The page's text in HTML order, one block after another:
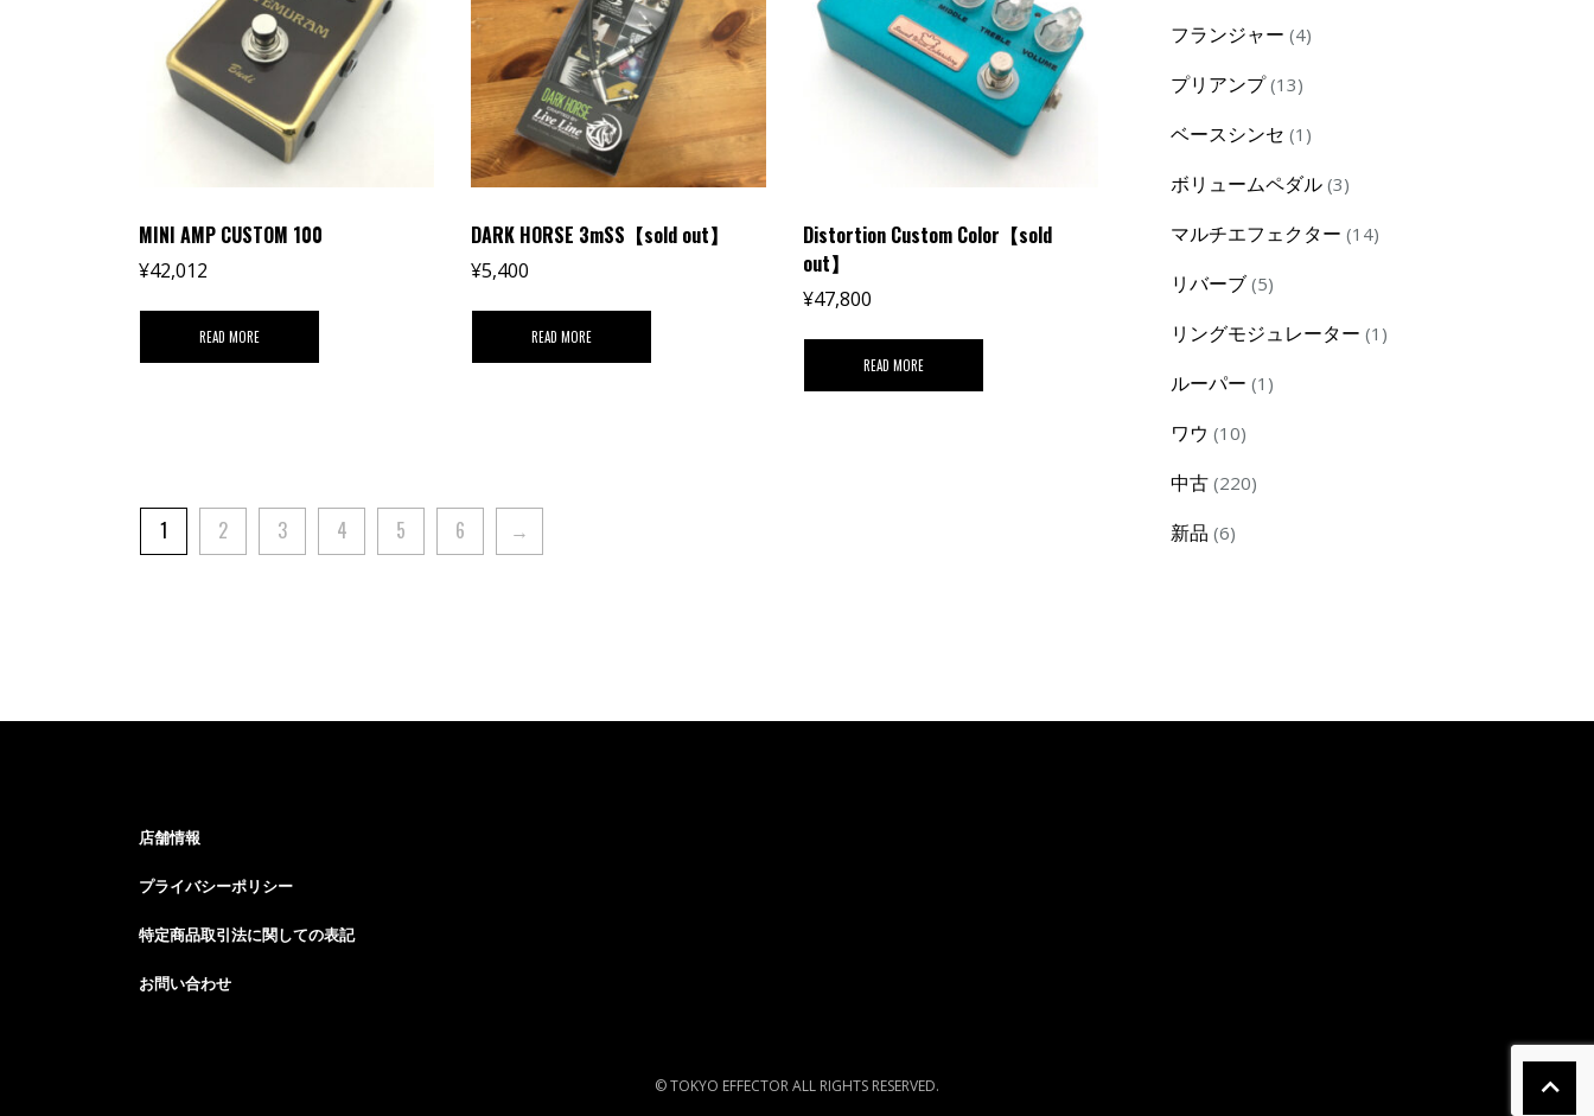
MINI AMP CUSTOM 100
¥42,012
READ MORE
DARK HORSE 3mSS【sold out】
¥5,400
READ MORE
Distortion Custom Color【sold
out】
¥47,800
READ MORE
1 2 3 4 5 6 →
フランジャー 44
プリアンプ 1313
ベースシンセ 1 1
ボリュームペダル 33
マルチエフェクター 1414
リバーブ 55
リングモジュレーター 1 1
ルーパー 1 1
ワウ 1010
中古 220220
新品 66
店舗情報
プライバシーポリシー
特定商品取引法に関しての表記
お問い合わせ
© TOKYO EFFECTOR ALL RIGHTS RESERVED.